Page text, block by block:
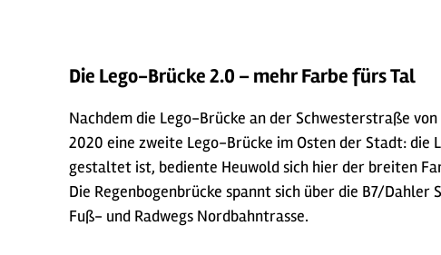
Die Lego-Brücke 2.0 – mehr Farbe fürs Tal
Nachdem die Lego-Brücke an der Schwesterstraße
2020 eine zweite Lego-Brücke im Osten der Stadt: die
gestaltet ist, bediente Heuwold sich hier der breiten
Die Regenbogenbrücke spannt sich über die B7/
Fuß- und Radwegs Nordbahntrasse.